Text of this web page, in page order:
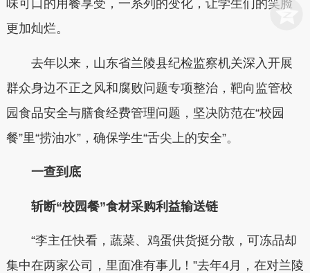
味可口的用餐享受，一系列的变化，让学生们的笑脸
更加灿烂。
去年以来，山东省兰陵县纪检监察机关深入开展
群众身边不正之风和腐败问题专项整治，靶向监管校
园食品安全与膳食经费管理问题，坚决防范在“校园
餐”里“捞油水”，确保学生“舌尖上的安全”。
一查到底
斩断“校园餐”食材采购利益输送链
“李主任快看，蔬菜、鸡蛋供货挺分散，可冻品却
集中在两家公司，里面准有事儿！”去年4月，在对兰陵